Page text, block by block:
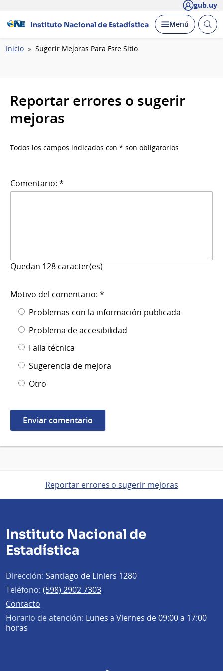
gub.uy
Instituto Nacional de Estadística Desplegar
Menú Abrir
Ruta
Inicio Sugerir Mejoras Para Este Sitio
Reportar errores o sugerir
mejoras
Todos los campos indicados con * son obligatorios
Comentario: *
Quedan 128 caracter(es)
Motivo del comentario: *
Problemas con la información publicada
Problema de accesibilidad
Falla técnica
Sugerencia de mejora
Otro
Reportar errores o sugerir mejoras
Instituto Nacional de
Estadística
Dirección: Santiago de Liniers 1280
Teléfono: (598) 2902 7303
Contacto
Horario de atención: Lunes a Viernes de 09:00 a 17:00
horas